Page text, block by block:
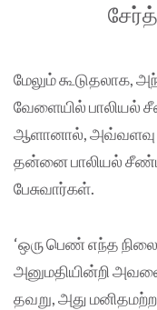
மேலும் கூடுதலாக,
வேளையில் பாலியல்
ஆளானால்,
தன்னை பாலியல்
பேசுவார்கள்.
‘ஒரு பெண் எந்த
அனுமதியின்றி
தவறு, அது